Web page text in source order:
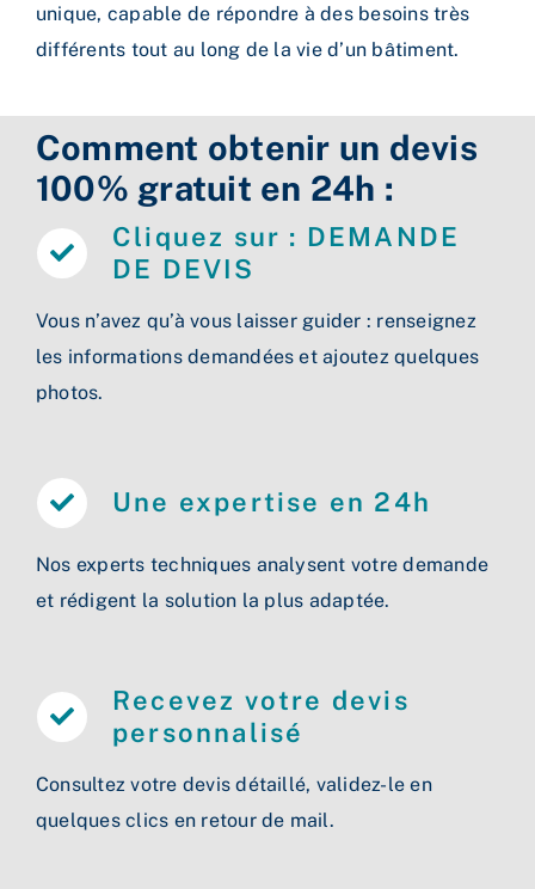
unique, capable de répondre à des besoins très
différents tout au long de la vie d’un bâtiment.
Comment obtenir un devis
100% gratuit en 24h :
Cliquez sur : DEMANDE
DE DEVIS
Vous n’avez qu’à vous laisser guider : renseignez
les informations demandées et ajoutez quelques
photos.
Une expertise en 24h
Nos experts techniques analysent votre demande
et rédigent la solution la plus adaptée.
Recevez votre devis
personnalisé
Consultez votre devis détaillé, validez-le en
quelques clics en retour de mail.